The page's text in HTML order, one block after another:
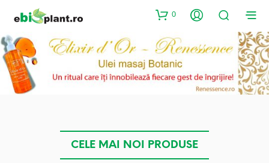
0
CELE MAI NOI PRODUSE